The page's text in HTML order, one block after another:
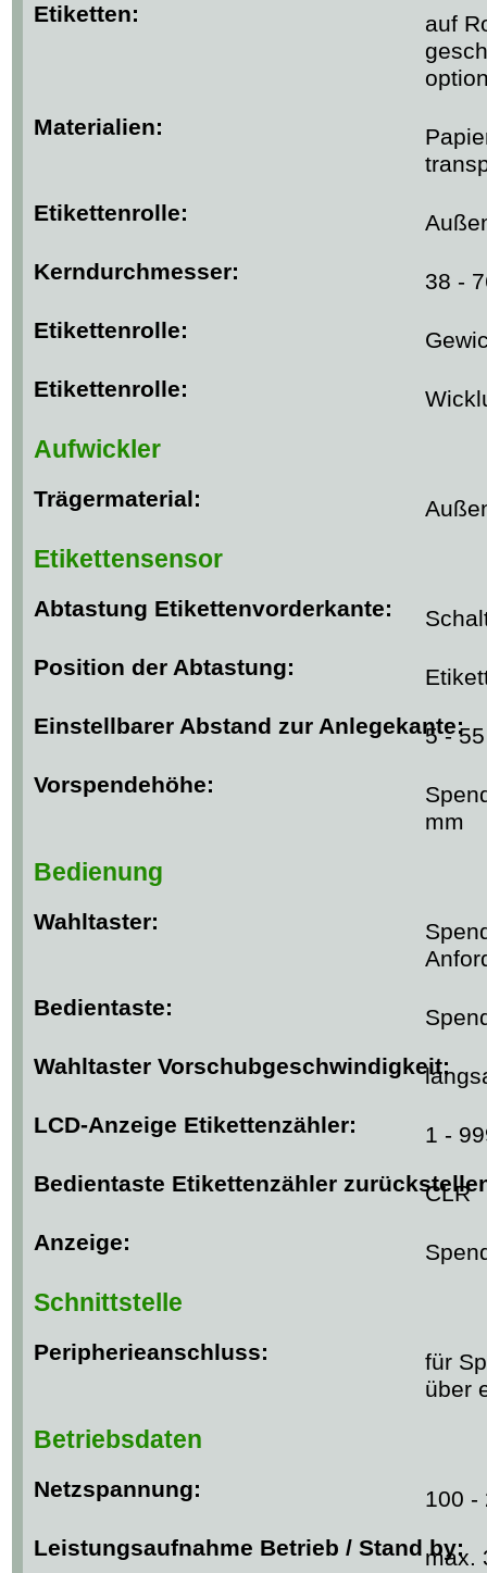
Etiketten:
auf
Materialien:
Etikettenrolle:
Kerndurchmesser:
38 -
Etikettenrolle:
Etikettenrolle:
Aufwickler
Trägermaterial:
Etikettensensor
Abtastung Etikettenvorderkante:
Position der Abtastung:
Einstellbarer Abstand zur Anlegekante:
5 -
Vorspendehöhe:
mm
Bedienung
Wahltaster:
Bedientaste:
Wahltaster Vorschubgeschwindigkeit:
LCD-Anzeige Etikettenzähler:
1 -
Bedientaste Etikettenzähler
CLR
Anzeige:
Schnittstelle
Peripherieanschluss:
für
über
Betriebsdaten
Netzspannung:
100 -
Leistungsaufnahme Betrieb / Stand by:
max.